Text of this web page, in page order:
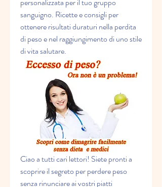
sanguigno. Ricette e consigli per
ottenere risultati duraturi nella perdita
di peso e nel raggiungimento di uno stile
di vita salutare.
Ciao a tutti cari lettori! Siete pronti a
scoprire il segreto per perdere peso
senza rinunciare ai vostri piatti